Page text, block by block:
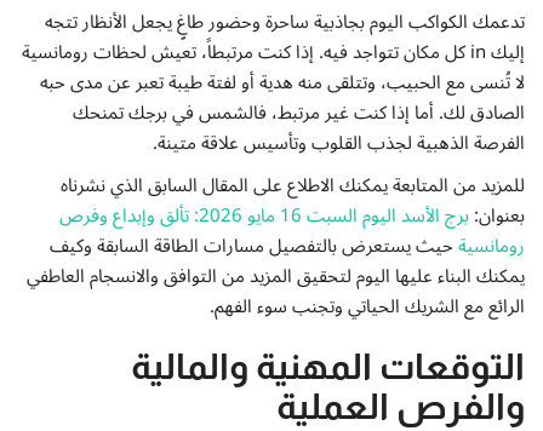
تدعمك الكواكب اليوم بجاذبية ساحرة وحضور طاغٍ يجعل الأنظار تتجه
إليك in كل مكان تتواجد فيه. إذا كنت مرتبطاً، تعيش لحظات رومانسية
لا تُنسى مع الحبيب، وتتلقى منه هدية أو لفتة طيبة تعبر عن مدى حبه
الصادق لك. أما إذا كنت غير مرتبط، فالشمس في برجك تمنحك
الفرصة الذهبية لجذب القلوب وتأسيس علاقة متينة.
للمزيد من المتابعة يمكنك الاطلاع على المقال السابق الذي نشرناه
بعنوان: برج الأسد اليوم السبت 16 مايو 2026: تألق وإبداع وفرص
رومانسيةحيث يستعرض بالتفصيل مسارات الطاقة السابقة وكيف
يمكنك البناء عليها اليوم لتحقيق المزيد من التوافق والانسجام العاطفي
الرائع مع الشريك الحياتي وتجنب سوء الفهم.
التوقعات المهنية والمالية
والفرص العملية